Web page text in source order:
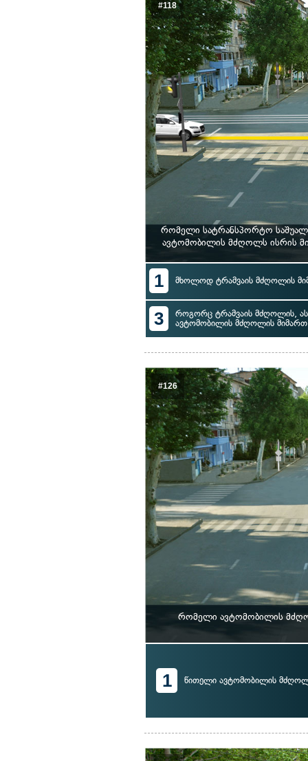
#118
რომელი სატრანსპორტო
ავტომობილის მძღოლს ისრის
1 მხოლოდ ტრამვაის მძღოლის
3
როგორც ტრამვაის მძღოლის,
ავტომობილის მძღოლის მიმართ
#126
რომელი ავტომობილის
1 წითელი ავტომობილის